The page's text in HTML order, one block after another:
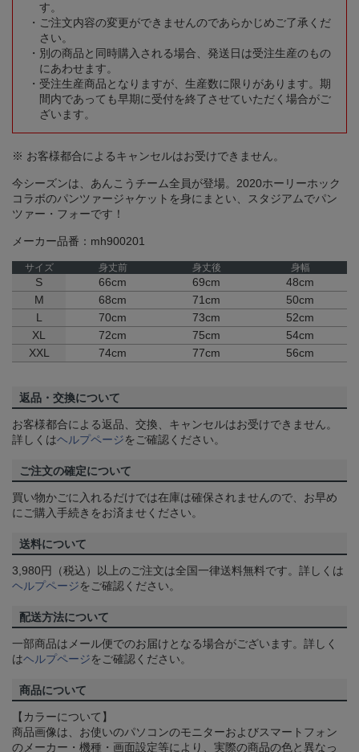
す。
ご注文内容の変更ができませんのであらかじめご了承くだ
さい。
別の商品と同時購入される場合、発送日は受注生産のもの
にあわせます。
受注生産商品となりますが、生産数に限りがあります。期
間内であっても早期に受付を終了させていただく場合がご
ざいます。
※ お客様都合によるキャンセルはお受けできません。
今シーズンは、あんこうチーム全員が登場。2020ホーリーホック
コラボのパンツァージャケットを身にまとい、スタジアムでパン
ツァー・フォーです！
メーカー品番：mh900201
サイズ 身丈前 身丈後 身幅
S 66cm 69cm
48cm
M
68cm 71cm
50cm
L
70cm 73cm
52cm
XL
72cm 75cm
54cm
XXL
74cm 77cm 56cm
返品・交換について
お客様都合による返品、交換、キャンセルはお受けできません。
詳しくはヘルプページをご確認ください。
ご注文の確定について
買い物かごに入れるだけでは在庫は確保されませんので、お早め
にご購入手続きをお済ませください。
送料について
3,980円（税込）以上のご注文は全国一律送料無料です。詳しくは
ヘルプページをご確認ください。
配送方法について
一部商品はメール便でのお届けとなる場合がございます。詳しく
はヘルプページをご確認ください。
商品について
【カラーについて】
商品画像は、お使いのパソコンのモニターおよびスマートフォン
のメーカー・機種・画面設定等により、実際の商品の色と異なっ